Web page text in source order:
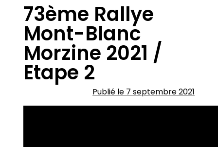
73ème Rallye
Mont-Blanc
Morzine 2021 /
Etape 2
Publié le 7 septembre 2021